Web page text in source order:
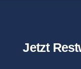
Jetzt